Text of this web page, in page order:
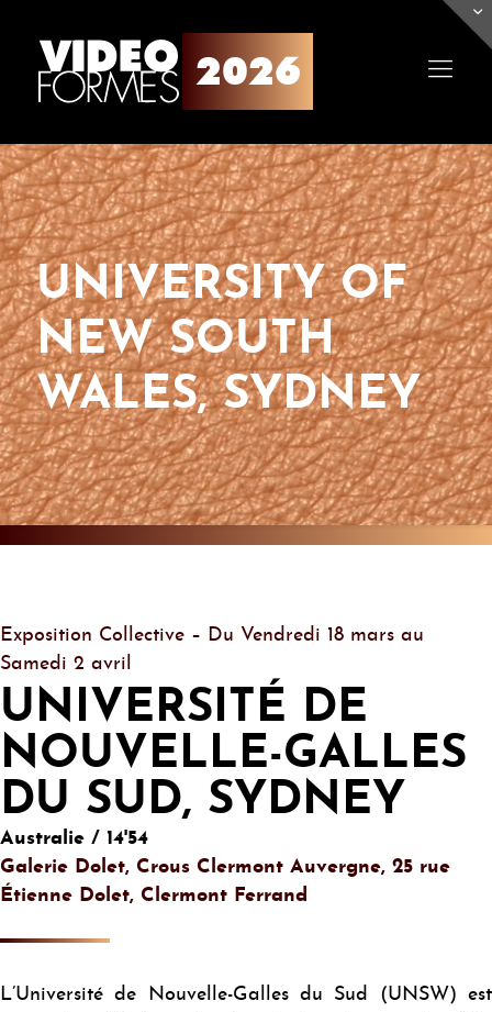
UNIVERSITY OF
NEW SOUTH
WALES, SYDNEY
Exposition Collective – Du Vendredi 18 mars au
Samedi 2 avril
UNIVERSITÉ DE
NOUVELLE-GALLES
DU SUD, SYDNEY
Australie / 14'54
Galerie Dolet, Crous Clermont Auvergne, 25 rue
Étienne Dolet, Clermont Ferrand
L’Université de Nouvelle-Galles du Sud (UNSW) est